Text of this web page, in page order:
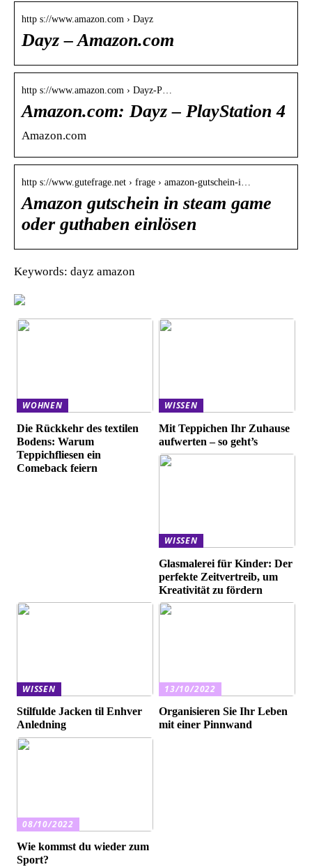
http s://www.amazon.com › Dayz
Dayz – Amazon.com
http s://www.amazon.com › Dayz-P…
Amazon.com: Dayz – PlayStation 4
Amazon.com
http s://www.gutefrage.net › frage › amazon-gutschein-i…
Amazon gutschein in steam game
oder guthaben einlösen
Keywords: dayz amazon
WOHNEN
Die Rückkehr des textilen
Bodens: Warum
Teppichfliesen ein
Comeback feiern
WISSEN
Mit Teppichen Ihr Zuhause
aufwerten – so geht’s
WISSEN
Glasmalerei für Kinder: Der
perfekte Zeitvertreib, um
Kreativität zu fördern
WISSEN
Stilfulde Jacken til Enhver
Anledning
13/10/2022
Organisieren Sie Ihr Leben
mit einer Pinnwand
08/10/2022
Wie kommst du wieder zum
Sport?